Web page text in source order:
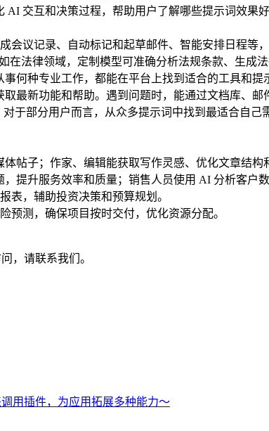
交互和决策过程，帮助用户了解哪些提示词效果
会议记录、自动标记和起草邮件、智能安排日程等
在法律领域，定制模型可准确分析法规条款、生成
何种专业工作，都能在平台上找到适合的工具和提
最新功能和帮助。遇到问题时，能通过文档库、邮
于部分用户而言，从众多提示词中找到最适合自
帖子；作家、编辑能获取写作灵感、优化文章结构
提升服务效率和质量；销售人员使用 AI 分析客户
表，辅助投资决策和预算规划。
预测，确保项目按时交付，优化资源分配。
，请联系我们。
用插件，为应用拓展多种能力～